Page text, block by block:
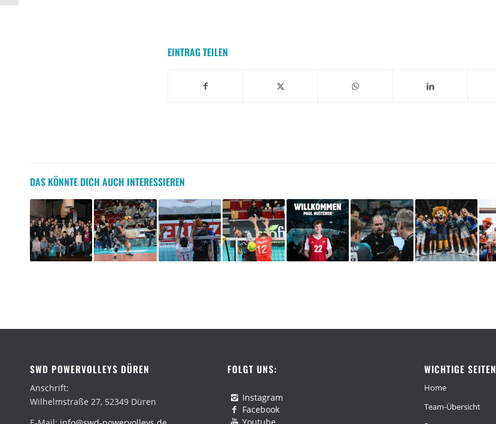
EINTRAG TEILEN
DAS KÖNNTE DICH AUCH INTERESSIEREN
SWD POWERVOLLEYS DÜREN
Anschrift:
Wilhelmstraße 27, 52349 Düren
FOLGT UNS:
Instagram
Facebook
Youtube
WICHTIGE SEITEN
Home
Team-Übersicht